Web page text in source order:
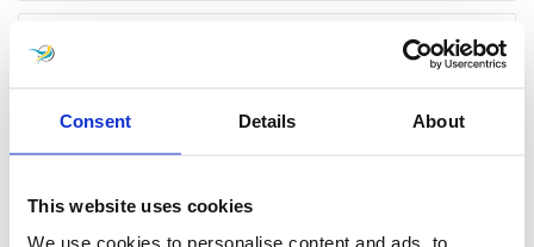
Consent Details About
This website uses cookies
We use cookies to personalise content and ads, to
Executive